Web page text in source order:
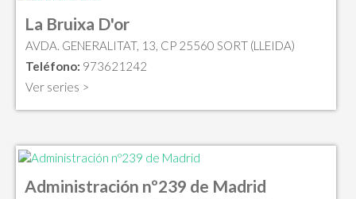
La Bruixa D'or
AVDA. GENERALITAT, 13, CP 25560 SORT (LLEIDA)
Teléfono: 973621242
Ver series >
Administración nº239 de Madrid